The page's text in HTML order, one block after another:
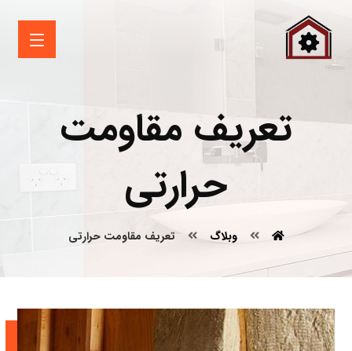
تعریف مقاومت
حرارتی
وبلاگ تعریف مقاومت حرارتی